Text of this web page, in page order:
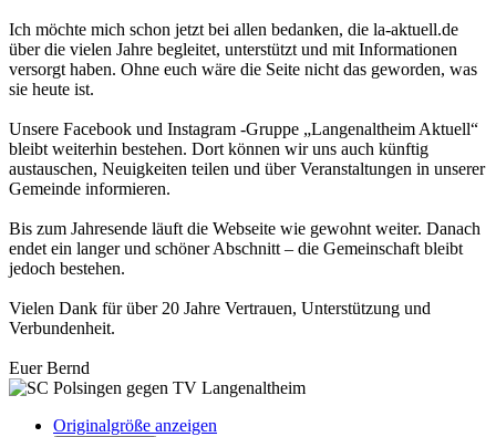
Ich möchte mich schon jetzt bei allen bedanken, die la-aktuell.de
über die vielen Jahre begleitet, unterstützt und mit Informationen
versorgt haben. Ohne euch wäre die Seite nicht das geworden, was
sie heute ist.
Unsere Facebook und Instagram -Gruppe „Langenaltheim Aktuell“
bleibt weiterhin bestehen. Dort können wir uns auch künftig
austauschen, Neuigkeiten teilen und über Veranstaltungen in unserer
Gemeinde informieren.
Bis zum Jahresende läuft die Webseite wie gewohnt weiter. Danach
endet ein langer und schöner Abschnitt – die Gemeinschaft bleibt
jedoch bestehen.
Vielen Dank für über 20 Jahre Vertrauen, Unterstützung und
Verbundenheit.
Euer Bernd
Originalgröße anzeigen